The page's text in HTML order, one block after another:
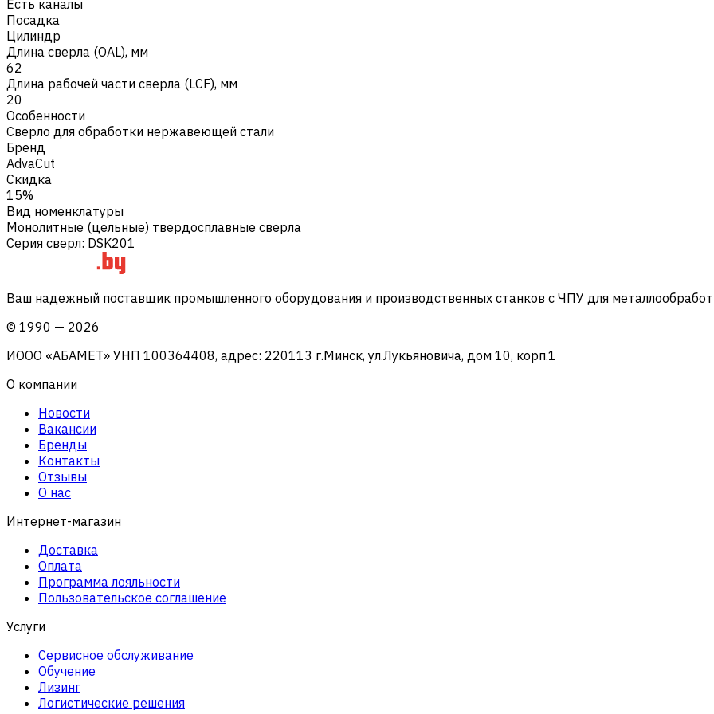
Есть каналы
Посадка
Цилиндр
Длина сверла (OAL), мм
62
Длина рабочей части сверла (LCF), мм
20
Особенности
Сверло для обработки нержавеющей стали
Бренд
AdvaCut
Скидка
15%
Вид номенклатуры
Монолитные (цельные) твердосплавные сверла
Серия сверл: DSK201
Ваш надежный поставщик промышленного оборудования и производственных станков с ЧПУ для
© 1990 — 2026
ИООО «АБАМЕТ» УНП 100364408, адрес: 220113 г.Минск, ул.Лукьяновича, дом 10, корп.1
О компании
Новости
Вакансии
Бренды
Контакты
Отзывы
О нас
Интернет-магазин
Доставка
Оплата
Программа лояльности
Пользовательское соглашение
Услуги
Сервисное обслуживание
Обучение
Лизинг
Логистические решения